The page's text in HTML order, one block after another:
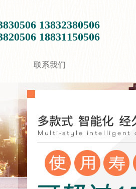
13832380506
18831150506
联系我们